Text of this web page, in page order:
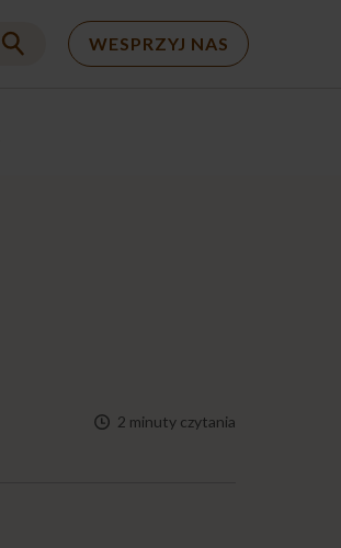
WESPRZYJ NAS
2 minuty czytania